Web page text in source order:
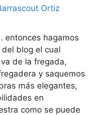
Ortiz
entonces hagamos
blog el cual
de la fregada,
y saquemos
más elegantes,
en
como se puede